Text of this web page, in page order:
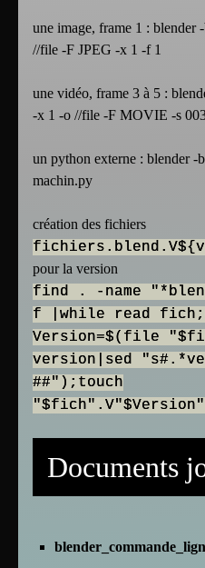
une image, frame 1 : blender
//file -F JPEG -x 1 -f 1
une vidéo, frame 3 à 5 :
-x 1 -o //file -F MOVIE -s
un python externe : blender -
machin.py
création des fichiers
pour la version
find . -name
f |while read
Version=$(file
version|sed
##");touch
Documents